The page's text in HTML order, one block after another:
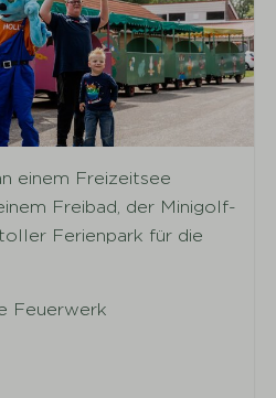
einem Freizeitsee
Freibad, der Minigolf-
Ferienpark für die
Feuerwerk